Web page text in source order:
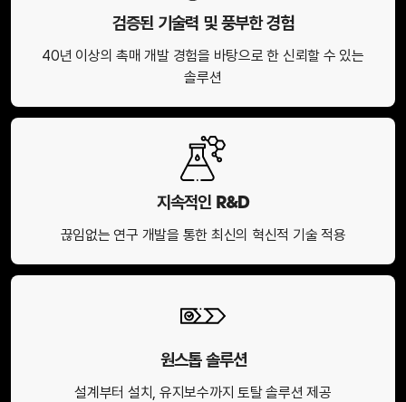
검증된 기술력 및 풍부한 경험
40년 이상의 촉매 개발 경험을 바탕으로 한 신뢰할 수 있는
솔루션
지속적인 R&D
끊임없는 연구 개발을 통한 최신의 혁신적 기술 적용
원스톱 솔루션
설계부터 설치, 유지보수까지 토탈 솔루션 제공